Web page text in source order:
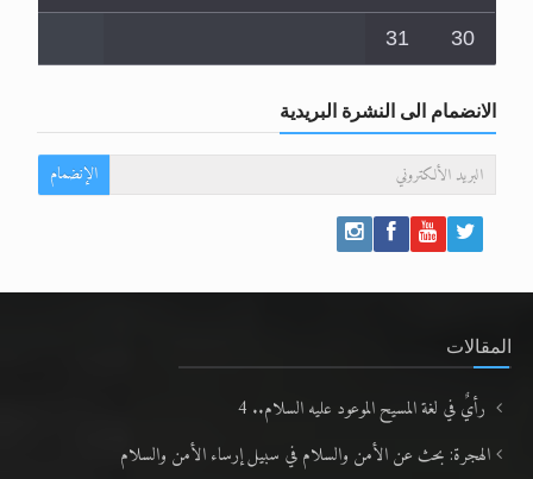
30
31
الانضمام الى النشرة البريدية
الإنضمام
المقالات
رأيٌ في لغة المسيح الموعود عليه السلام.. 4
الهجرة: بحث عن الأمن والسلام في سبيل إرساء الأمن والسلام